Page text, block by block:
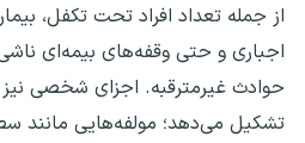
از جمله تعداد افراد تحت تکفل،
اجباری و حتی وقفه‌های بیمه‌ای
حوادث غیرمترقبه. اجزای شخصی
تشکیل می‌دهد؛ مولفه‌هایی